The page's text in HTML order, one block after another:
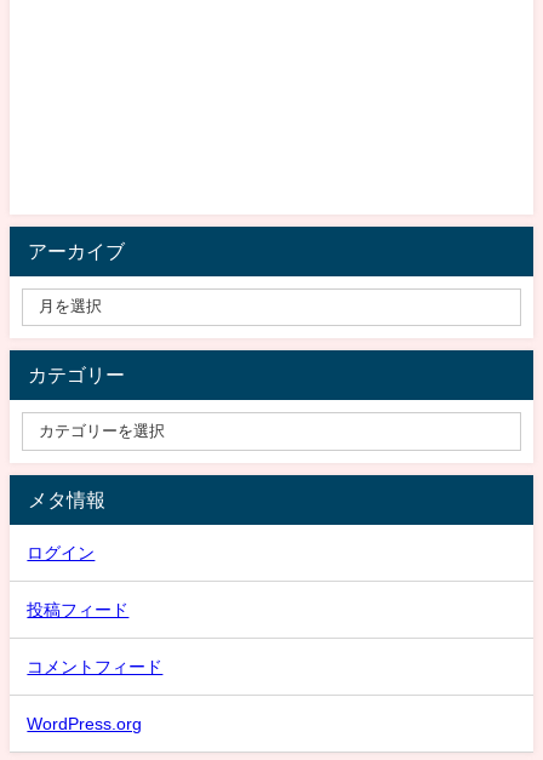
アーカイブ
カテゴリー
メタ情報
ログイン
投稿フィード
コメントフィード
WordPress.org